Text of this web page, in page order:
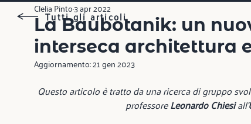
La Baubotanik: un
interseca architettura
Clelia Pinto3 apr 2022
Aggiornamento:21 gen 2023
Questo articolo è tratto da una ricerca di gruppo
professore Leonardo Chiesi all'
Tutti gli articoli